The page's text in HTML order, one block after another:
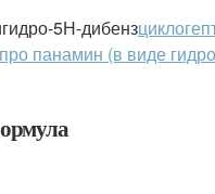
5Н-дибенз
панамин (в виде